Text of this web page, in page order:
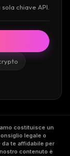
chiave API.
costituisce un
legale o
te affidabile per
contenuto è